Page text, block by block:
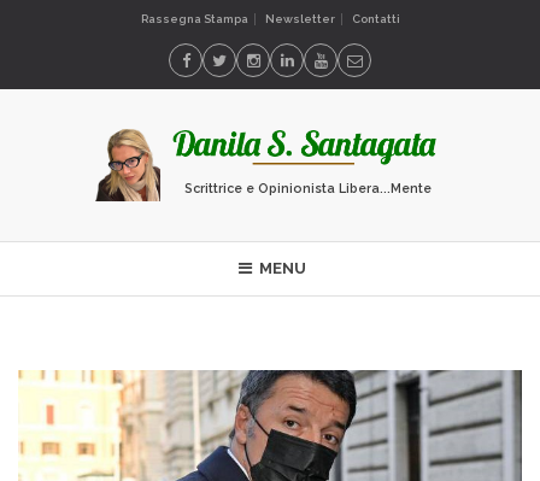
Rassegna Stampa Newsletter Contatti
Scrittrice e Opinionista Libera...Mente
MENU